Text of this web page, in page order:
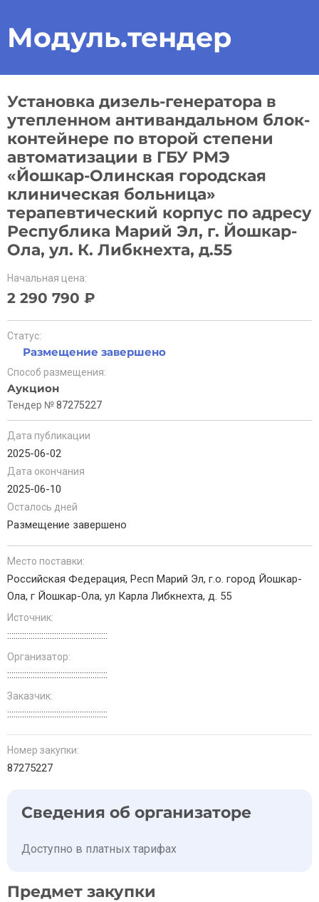
Модуль.тендер
Установка дизель-генератора в
утепленном антивандальном блок-
контейнере по второй степени
автоматизации в ГБУ РМЭ
«Йошкар-Олинская городская
клиническая больница»
терапевтический корпус по адресу
Республика Марий Эл, г. Йошкар-
Ола, ул. К. Либкнехта, д.55
Начальная цена:
2 290 790 ₽
Статус:
Размещение завершено
Способ размещения:
Аукцион
Тендер №87275227
Дата публикации
2025-06-02
Дата окончания
2025-06-10
Осталось дней
Размещение завершено
Место поставки:
Российская Федерация, Респ Марий Эл, г.о. город Йошкар-
Ола, г Йошкар-Ола, ул Карла Либкнехта, д. 55
Источник:
:::::::::::::::::::::::::::::::::::::::::::::::
Организатор:
:::::::::::::::::::::::::::::::::::::::::::::::
Заказчик:
:::::::::::::::::::::::::::::::::::::::::::::::
Номер закупки:
87275227
Сведения об организаторе
Доступно в платных тарифах
Предмет закупки